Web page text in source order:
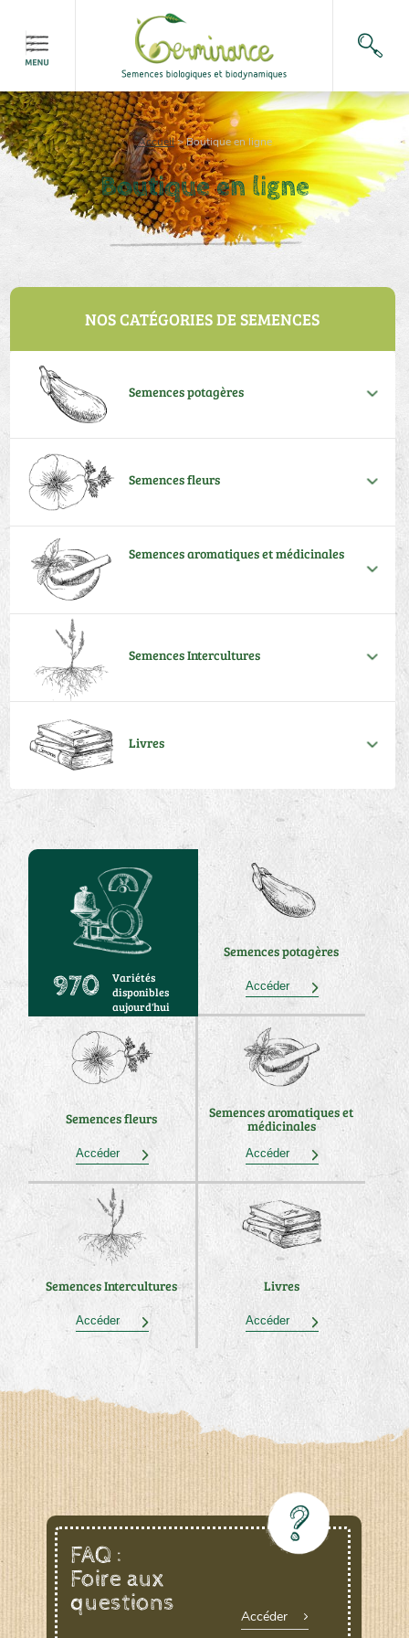
Accueil>Boutique en ligne
Boutique en ligne
NOS CATÉGORIES DE SEMENCES
Semences potagères
Semences fleurs
Semences aromatiques et médicinales
Semences Intercultures
Livres
970
Variétés
disponibles
aujourd'hui
Semences potagères
Accéder
Semences fleurs
Accéder
Semences aromatiques et
médicinales
Accéder
Semences Intercultures
Accéder
Livres
Accéder
FAQ :
Foire aux
questions
Accéder